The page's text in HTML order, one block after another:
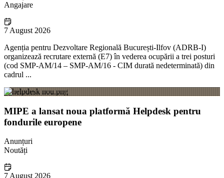
Angajare
7 August 2026
Agenția pentru Dezvoltare Regională București-Ilfov (ADRB-I)
organizează recrutare externă (E7) în vederea ocupării a trei posturi
(cod SMP-AM/14 – SMP-AM/16 - CIM durată nedeterminată) din
cadrul ...
MIPE a lansat noua platformă Helpdesk pentru
fondurile europene
Anunțuri
Noutăți
7 August 2026